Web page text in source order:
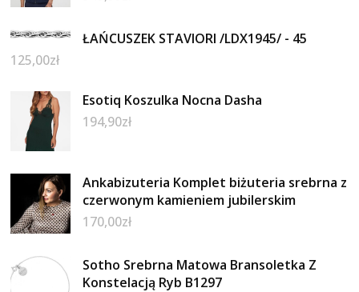
ŁAŃCUSZEK STAVIORI /LDX1945/ - 45
125,00zł
Esotiq Koszulka Nocna Dasha
194,90zł
Ankabizuteria Komplet biżuteria srebrna z
czerwonym kamieniem jubilerskim
170,00zł
Sotho Srebrna Matowa Bransoletka Z
Konstelacją Ryb B1297